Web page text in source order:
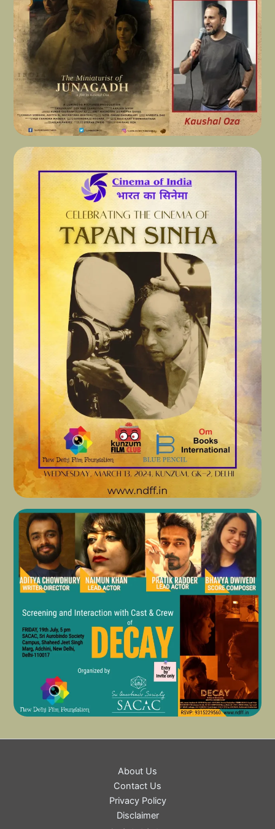
About Us
Contact Us
Privacy Policy
Disclaimer